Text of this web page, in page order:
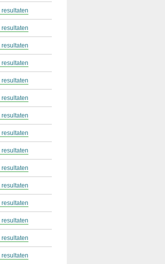
resultaten
resultaten
resultaten
resultaten
resultaten
resultaten
resultaten
resultaten
resultaten
resultaten
resultaten
resultaten
resultaten
resultaten
resultaten